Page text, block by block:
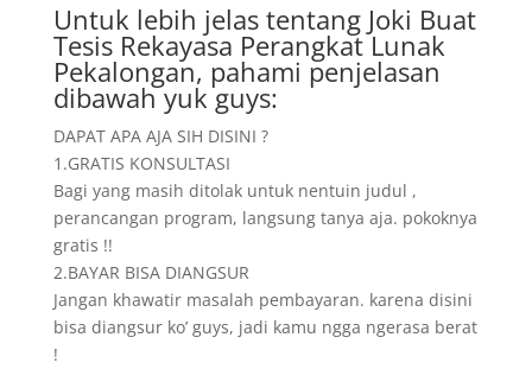
Untuk lebih jelas tentang Joki Buat
Tesis Rekayasa Perangkat Lunak
Pekalongan, pahami penjelasan
dibawah yuk guys:
DAPAT APA AJA SIH DISINI ?
1.GRATIS KONSULTASI
Bagi yang masih ditolak untuk nentuin judul ,
perancangan program, langsung tanya aja. pokoknya
gratis !!
2.BAYAR BISA DIANGSUR
Jangan khawatir masalah pembayaran. karena disini
bisa diangsur ko’ guys, jadi kamu ngga ngerasa berat
!